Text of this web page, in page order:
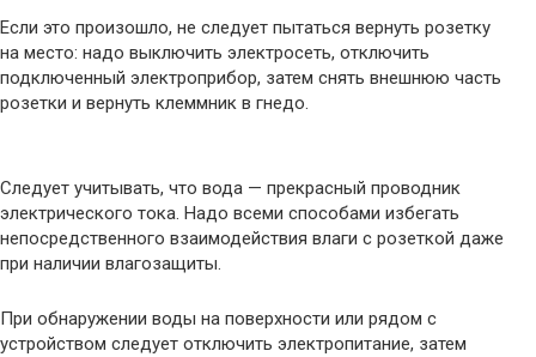
Если это произошло, не следует пытаться вернуть розетку
на место: надо выключить электросеть, отключить
подключенный электроприбор, затем снять внешнюю часть
розетки и вернуть клеммник в гнедо.
Следует учитывать, что вода — прекрасный проводник
электрического тока. Надо всеми способами избегать
непосредственного взаимодействия влаги с розеткой даже
при наличии влагозащиты.
При обнаружении воды на поверхности или рядом с
устройством следует отключить электропитание, затем